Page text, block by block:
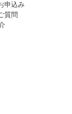
申込み
質問